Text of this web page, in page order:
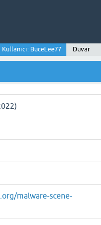
Kullanıcı: BuceLee77 Duvar
malware-scene-